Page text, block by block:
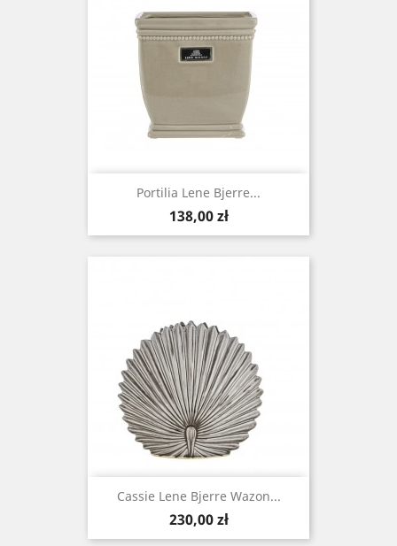
Portilia Lene Bjerre...
Cena
138,00 zł
Cassie Lene Bjerre Wazon...
Cena
230,00 zł